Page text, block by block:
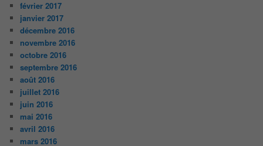
février 2017
janvier 2017
décembre 2016
novembre 2016
octobre 2016
septembre 2016
août 2016
juillet 2016
juin 2016
mai 2016
avril 2016
mars 2016